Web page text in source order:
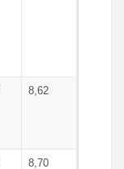
8,62
8,70